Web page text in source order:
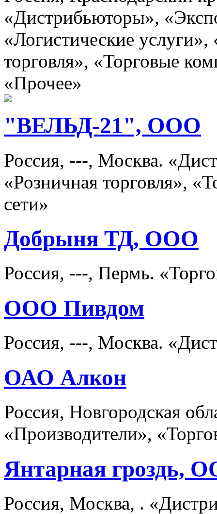
«Дистрибьюторы»,
«Логистические
торговля», «Торговые
«Прочее»
"ВЕЛЬД-21", ООО
Россия, ---, Москва.
«Розничная торговля»,
сети»
Добрыня ТД, ООО
Россия, ---, Пермь.
ООО Пивдом
Россия, ---, Москва.
ОАО Алкон
Россия, Новгородская
«Производители»,
Янтарная гроздь,
Россия, Москва, .